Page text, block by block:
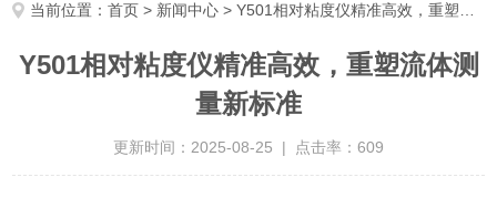
当前位置：首页 > 新闻中心 > Y501相对粘度仪精准高效，重塑流体测量新标准
Y501相对粘度仪精准高效，重塑流体测
量新标准
更新时间：2025-08-25 | 点击率：609